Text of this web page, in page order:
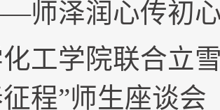
师泽润心传初
工学院联合立
程”师生座谈会